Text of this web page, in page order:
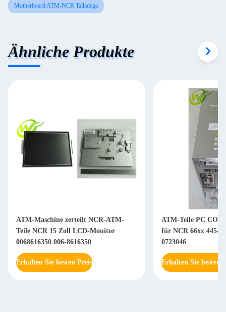
Motherboard ATM-NCR Talladega
Ähnliche Produkte
ATM-Maschine zerteilt NCR-ATM-
Teile NCR 15 Zoll LCD-Monitor
0068616350 006-8616350
Erhalten Sie besten Preis
ATM-Teile PC
für NCR 66xx 445-
0723046
Erhalten Sie besten